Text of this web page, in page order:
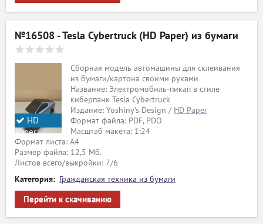
№16508 - Tesla Cybertruck (HD Paper) из бумаги
HD
Paper
Сборная модель автомашины для склеивания
из бумаги/картона своими руками
Название: Электромобиль-пикап в стиле
киберпанк Tesla Cybertruck
Издание: Yoshiny's Design / HD Paper
Формат файла: PDF, PDO
Масштаб макета: 1:24
Формат листа: А4
Размер файла: 12,5 Мб.
Листов всего/выкройки: 7/6
Категория: Гражданская техника из бумаги
Перейти к скачиванию